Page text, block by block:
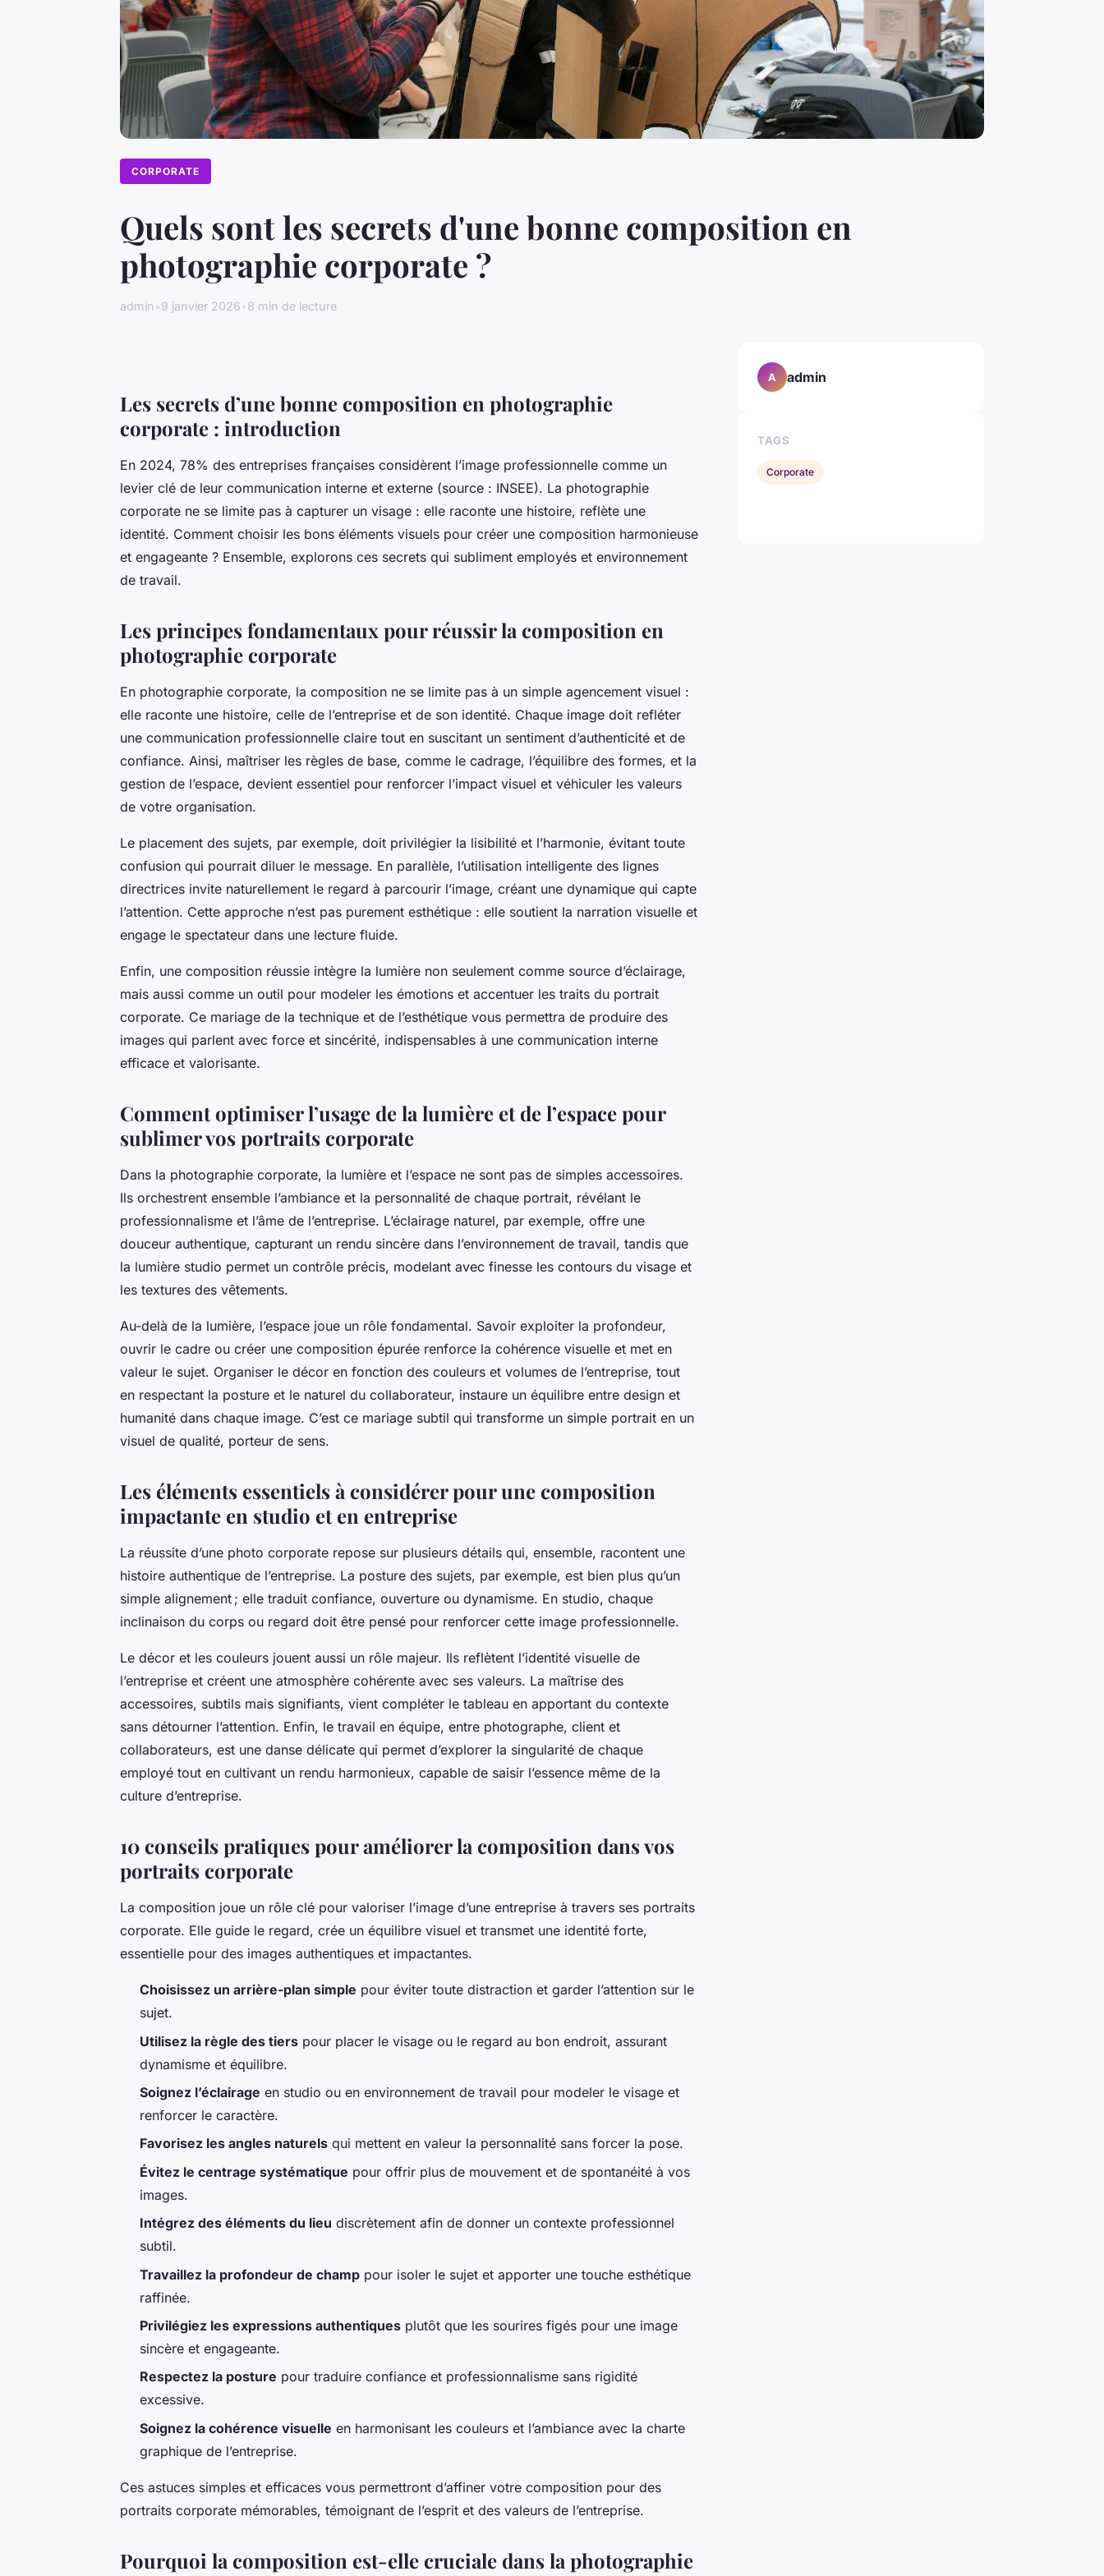
CORPORATE
Quels sont les secrets d'une bonne composition en
photographie corporate ?
admin•9 janvier 2026•8 min de lecture
Les secrets d’une bonne composition en photographie
corporate : introduction
En 2024, 78% des entreprises françaises considèrent l’image professionnelle comme un
levier clé de leur communication interne et externe (source : INSEE). La photographie
corporate ne se limite pas à capturer un visage : elle raconte une histoire, reflète une
identité. Comment choisir les bons éléments visuels pour créer une composition harmonieuse
et engageante ? Ensemble, explorons ces secrets qui subliment employés et environnement
de travail.
Les principes fondamentaux pour réussir la composition en
photographie corporate
En photographie corporate, la composition ne se limite pas à un simple agencement visuel :
elle raconte une histoire, celle de l’entreprise et de son identité. Chaque image doit refléter
une communication professionnelle claire tout en suscitant un sentiment d’authenticité et de
confiance. Ainsi, maîtriser les règles de base, comme le cadrage, l’équilibre des formes, et la
gestion de l’espace, devient essentiel pour renforcer l’impact visuel et véhiculer les valeurs
de votre organisation.
Le placement des sujets, par exemple, doit privilégier la lisibilité et l’harmonie, évitant toute
confusion qui pourrait diluer le message. En parallèle, l’utilisation intelligente des lignes
directrices invite naturellement le regard à parcourir l’image, créant une dynamique qui capte
l’attention. Cette approche n’est pas purement esthétique : elle soutient la narration visuelle et
engage le spectateur dans une lecture fluide.
Enfin, une composition réussie intègre la lumière non seulement comme source d’éclairage,
mais aussi comme un outil pour modeler les émotions et accentuer les traits du portrait
corporate. Ce mariage de la technique et de l’esthétique vous permettra de produire des
images qui parlent avec force et sincérité, indispensables à une communication interne
efficace et valorisante.
Comment optimiser l’usage de la lumière et de l’espace pour
sublimer vos portraits corporate
Dans la photographie corporate, la lumière et l’espace ne sont pas de simples accessoires.
Ils orchestrent ensemble l’ambiance et la personnalité de chaque portrait, révélant le
professionnalisme et l’âme de l’entreprise. L’éclairage naturel, par exemple, offre une
douceur authentique, capturant un rendu sincère dans l’environnement de travail, tandis que
la lumière studio permet un contrôle précis, modelant avec finesse les contours du visage et
les textures des vêtements.
Au-delà de la lumière, l’espace joue un rôle fondamental. Savoir exploiter la profondeur,
ouvrir le cadre ou créer une composition épurée renforce la cohérence visuelle et met en
valeur le sujet. Organiser le décor en fonction des couleurs et volumes de l’entreprise, tout
en respectant la posture et le naturel du collaborateur, instaure un équilibre entre design et
humanité dans chaque image. C’est ce mariage subtil qui transforme un simple portrait en un
visuel de qualité, porteur de sens.
Les éléments essentiels à considérer pour une composition
impactante en studio et en entreprise
La réussite d’une photo corporate repose sur plusieurs détails qui, ensemble, racontent une
histoire authentique de l’entreprise. La posture des sujets, par exemple, est bien plus qu’un
simple alignement ; elle traduit confiance, ouverture ou dynamisme. En studio, chaque
inclinaison du corps ou regard doit être pensé pour renforcer cette image professionnelle.
Le décor et les couleurs jouent aussi un rôle majeur. Ils reflètent l’identité visuelle de
l’entreprise et créent une atmosphère cohérente avec ses valeurs. La maîtrise des
accessoires, subtils mais signifiants, vient compléter le tableau en apportant du contexte
sans détourner l’attention. Enfin, le travail en équipe, entre photographe, client et
collaborateurs, est une danse délicate qui permet d’explorer la singularité de chaque
employé tout en cultivant un rendu harmonieux, capable de saisir l’essence même de la
culture d’entreprise.
10 conseils pratiques pour améliorer la composition dans vos
portraits corporate
La composition joue un rôle clé pour valoriser l’image d’une entreprise à travers ses portraits
corporate. Elle guide le regard, crée un équilibre visuel et transmet une identité forte,
essentielle pour des images authentiques et impactantes.
Choisissez un arrière-plan simple pour éviter toute distraction et garder l’attention sur le
sujet.
Utilisez la règle des tiers pour placer le visage ou le regard au bon endroit, assurant
dynamisme et équilibre.
Soignez l’éclairage en studio ou en environnement de travail pour modeler le visage et
renforcer le caractère.
Favorisez les angles naturels qui mettent en valeur la personnalité sans forcer la pose.
Évitez le centrage systématique pour offrir plus de mouvement et de spontanéité à vos
images.
Intégrez des éléments du lieu discrètement afin de donner un contexte professionnel
subtil.
Travaillez la profondeur de champ pour isoler le sujet et apporter une touche esthétique
raffinée.
Privilégiez les expressions authentiques plutôt que les sourires figés pour une image
sincère et engageante.
Respectez la posture pour traduire confiance et professionnalisme sans rigidité
excessive.
Soignez la cohérence visuelle en harmonisant les couleurs et l’ambiance avec la charte
graphique de l’entreprise.
Ces astuces simples et efficaces vous permettront d’affiner votre composition pour des
portraits corporate mémorables, témoignant de l’esprit et des valeurs de l’entreprise.
Pourquoi la composition est-elle cruciale dans la photographie
A admin
TAGS
Corporate